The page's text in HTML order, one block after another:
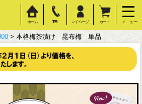
ホーム TEL マイページ カート メニュー
> 本格梅茶漬け 昆布梅 単品